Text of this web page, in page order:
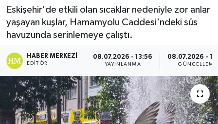
Eskişehir'de etkili olan sıcaklar nedeniyle zor anlar
yaşayan kuşlar, Hamamyolu Caddesi'ndeki süs
havuzunda serinlemeye çalıştı.
HABER MERKEZI
EDITÖR
08.07.2026 - 13:56
YAYINLANMA
08.07.2026 -
GÜNCELLEME
Son Dakika Haberleri
Haber Arşivi